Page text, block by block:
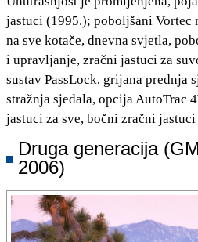
jastuci (1995.); poboljšani
na sve kotače, dnevna svjetla,
i upravljanje, zračni jastuci za
sustav PassLock, grijana prednja
stražnja sjedala, opcija AutoTrac
jastuci za sve, bočni zračni
Druga generacija
2006)